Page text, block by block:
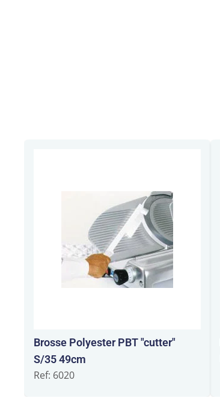
Brosse Polyester PBT "cutter"
S/35 49cm
Ref: 6020